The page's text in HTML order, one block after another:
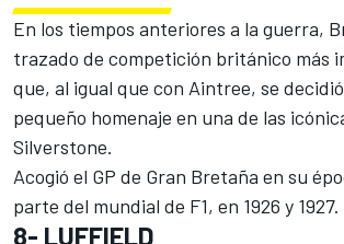
En los tiempos anteriores a la guerra,
trazado de competición británico más
que, al igual que con Aintree, se
pequeño homenaje en una de las
Silverstone.
Acogió el GP de Gran Bretaña en su
parte del mundial de F1, en 1926 y 1927.
8- LUFFIELD